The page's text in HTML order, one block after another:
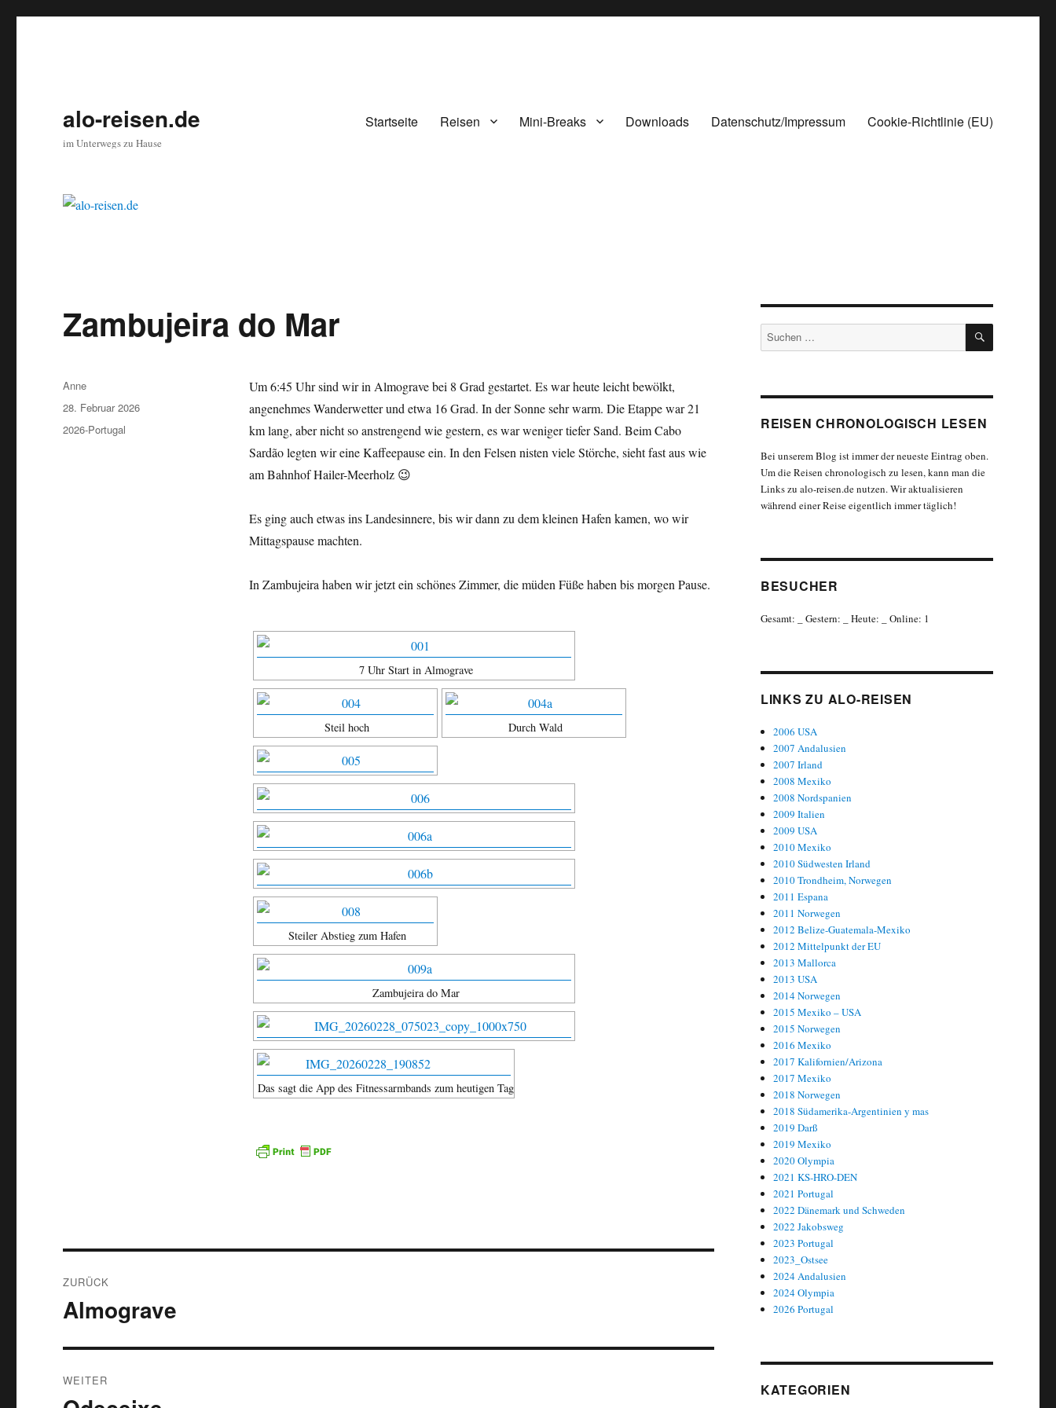
alo-reisen.de
im Unterwegs zu Hause
Startseite Reisen Mini-Breaks Downloads Datenschutz/Impressum Cookie-Richtlinie (EU)
Zambujeira do Mar
Um 6:45 Uhr sind wir in Almograve bei 8 Grad gestartet. Es war heute leicht bewölkt,
angenehmes Wanderwetter und etwa 16 Grad. In der Sonne sehr warm. Die Etappe war 21
km lang, aber nicht so anstrengend wie gestern, es war weniger tiefer Sand. Beim Cabo
Sardão legten wir eine Kaffeepause ein. In den Felsen nisten viele Störche, sieht fast aus wie
am Bahnhof Hailer-Meerholz 😉
Es ging auch etwas ins Landesinnere, bis wir dann zu dem kleinen Hafen kamen, wo wir
Mittagspause machten.
In Zambujeira haben wir jetzt ein schönes Zimmer, die müden Füße haben bis morgen Pause.
7 Uhr Start in Almograve
Steil hoch Durch Wald
Steiler Abstieg zum Hafen
Zambujeira do Mar
Das sagt die App des Fitnessarmbands zum heutigen Tag
Autor
Anne
Veröffentlicht
am
28. Februar 2026
Kategorien
2026-Portugal
ZURÜCK
Vorheriger
Almograve
WEITER
Nächster
Suchen
nach:
SUCHEN
REISEN CHRONOLOGISCH LESEN
Bei unserem Blog ist immer der neueste Eintrag oben.
Um die Reisen chronologisch zu lesen, kann man die
Links zu alo-reisen.de nutzen. Wir aktualisieren
während einer Reise eigentlich immer täglich!
BESUCHER
Gesamt: Gestern: Heute: Online: 1
LINKS ZU ALO-REISEN
2006 USA
2007 Andalusien
2007 Irland
2008 Mexiko
2008 Nordspanien
2009 Italien
2009 USA
2010 Mexiko
2010 Südwesten Irland
2010 Trondheim, Norwegen
2011 Espana
2011 Norwegen
2012 Belize-Guatemala-Mexiko
2012 Mittelpunkt der EU
2013 Mallorca
2013 USA
2014 Norwegen
2015 Mexiko – USA
2015 Norwegen
2016 Mexiko
2017 Kalifornien/Arizona
2017 Mexiko
2018 Norwegen
2018 Südamerika-Argentinien y mas
2019 Darß
2019 Mexiko
2020 Olympia
2021 KS-HRO-DEN
2021 Portugal
2022 Dänemark und Schweden
2022 Jakobsweg
2023 Portugal
2023_Ostsee
2024 Andalusien
2024 Olympia
2026 Portugal
KATEGORIEN